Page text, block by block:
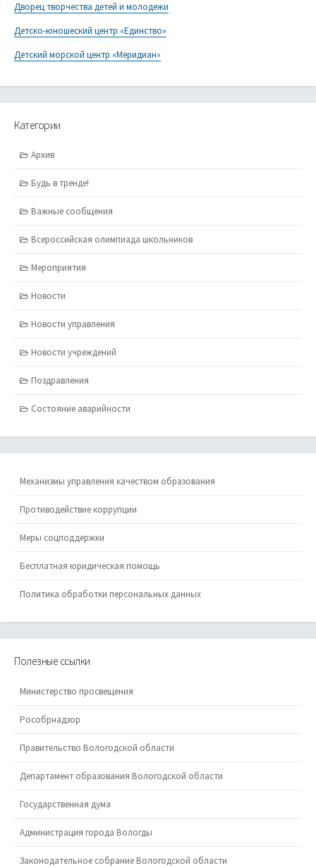
Дворец творчества детей и молодежи
Детско-юношеский центр «Единство»
Детский морской центр «Меридиан»
Категории
Архив
Будь в тренде!
Важные сообщения
Всероссийская олимпиада школьников
Мероприятия
Новости
Новости управления
Новости учреждений
Поздравления
Состояние аварийности
Механизмы управления качеством образования
Противодействие коррупции
Меры соцподдержки
Бесплатная юридическая помощь
Политика обработки персональных данных
Полезные ссылки
Министерство просвещения
Рособрнадзор
Правительство Вологодской области
Департамент образования Вологодской области
Государственная дума
Администрация города Вологды
Законодательное собрание Вологодской области